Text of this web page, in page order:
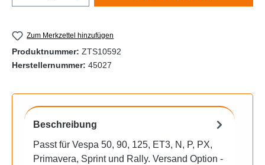
Zum Merkzettel hinzufügen
Produktnummer: ZTS10592
Herstellernummer: 45027
Beschreibung
Passt für Vespa 50, 90, 125, ET3, N, P, PX,
Primavera, Sprint und Rally. Versand Option -